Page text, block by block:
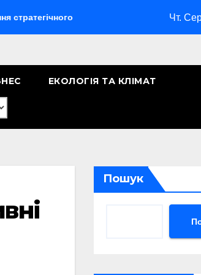
бомбардувальника Скільки
Чт.
ЕКОЛОГІЯ ТА КЛІМАТ
Пошук